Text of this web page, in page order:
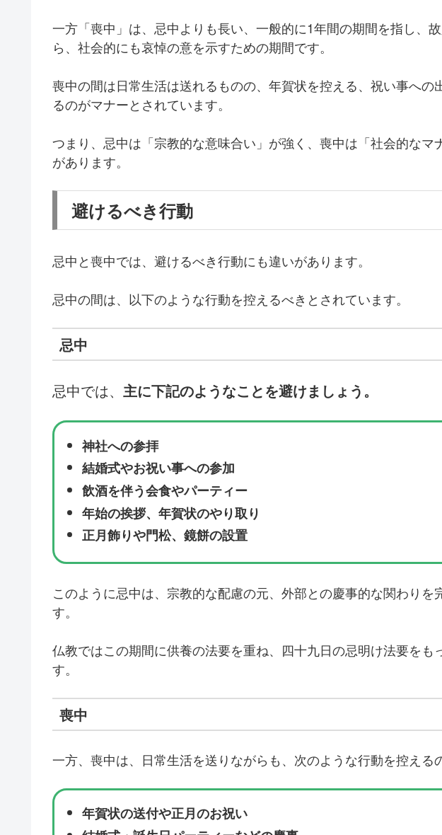
一方「喪中」は、忌中よりも長い、一般的に1年間の期間を指し、
ら、社会的にも哀悼の意を示すための期間です。
喪中の間は日常生活は送れるものの、年賀状を控える、祝い事への
るのがマナーとされています。
つまり、忌中は「宗教的な意味合い」が強く、喪中は「社会的なマ
があります。
避けるべき行動
忌中と喪中では、避けるべき行動にも違いがあります。
忌中の間は、以下のような行動を控えるべきとされています。
忌中
忌中では、 主に下記のようなことを避けましょう。
神社への参拝
結婚式やお祝い事への参加
飲酒を伴う会食やパーティー
年始の挨拶、年賀状のやり取り
正月飾りや門松、鏡餅の設置
このように忌中は、宗教的な配慮の元、外部との慶事的な関わりを
す。
仏教ではこの期間に供養の法要を重ね、四十九日の忌明け法要をも
す。
喪中
一方、喪中は、日常生活を送りながらも、次のような行動を控える
年賀状の送付や正月のお祝い